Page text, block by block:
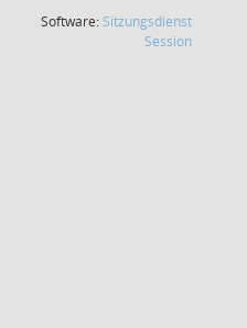
Software: Sitzungsdienst
Session(Wird in